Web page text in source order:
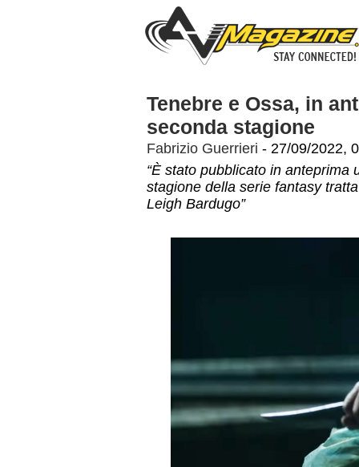
Tenebre e Ossa, in
seconda stagione
Fabrizio Guerrieri - 27/09/2022,
“È stato pubblicato in
stagione della serie fantasy
Leigh Bardugo”